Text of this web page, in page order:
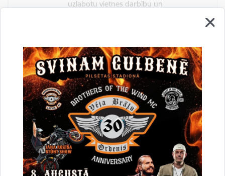
uzlabotu vietnes darbību un
statistisko datu iegūšanai par to, kā
apmeklētājs izmanto vietni.
2 gadi
_gat
Statistikas sīkdatnes (nepieciešamas, lai
uzlabotu vietnes darbību un
pakalpojumus)